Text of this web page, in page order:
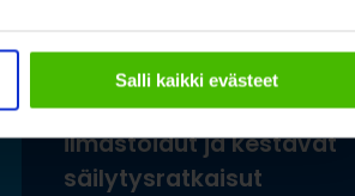
Salli kaikki evästeet
luontokeskuksen
esineistölle sopivat
ilmastoidut ja kestävät
säilytysratkaisut